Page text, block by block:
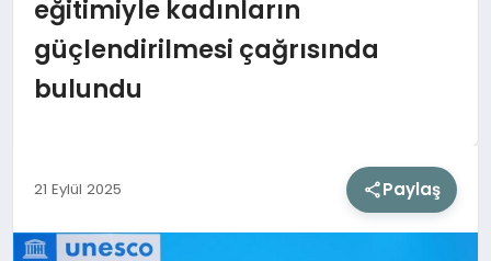
EKONOMI
DÜNYA
eğitimiyle kadınların
güçlendirilmesi çağrısında
bulundu
21 Eylül 2025 Paylaş